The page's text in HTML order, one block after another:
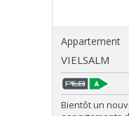
Appartement
VIELSALM
Bientôt un